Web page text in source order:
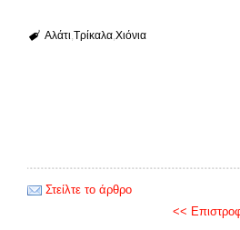
Αλάτι Τρίκαλα Χιόνια
Στείλτε το άρθρο
<<